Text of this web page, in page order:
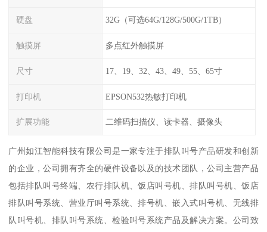
硬盘 32G（可选64G/128G/500G/1TB）
触摸屏 多点红外触摸屏
尺寸 17、19、32、43、49、55、65寸
打印机 EPSON532热敏打印机
扩展功能 二维码扫描仪、读卡器、摄像头
广州如江智能科技有限公司是一家专注于排队叫号产品研发和创新
的企业，公司拥有齐全的硬件设备以及的技术团队，公司主营产品
包括排队叫号终端、农行排队机、饭店叫号机、排队叫号机、饭店
排队叫号系统、营业厅叫号系统、排号机、嵌入式叫号机、无线排
队叫号机、排队叫号系统、检验叫号系统产品及解决方案。公司致